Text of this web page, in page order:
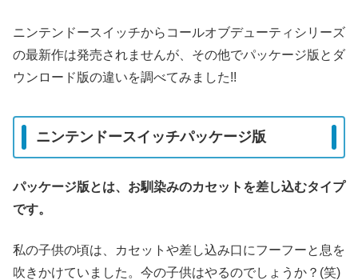
ニンテンドースイッチからコールオブデューティシリーズ
の最新作は発売されませんが、その他でパッケージ版とダ
ウンロード版の違いを調べてみました!!
ニンテンドースイッチパッケージ版
パッケージ版とは、お馴染みのカセットを差し込むタイプ
です。
私の子供の頃は、カセットや差し込み口にフーフーと息を
吹きかけていました。今の子供はやるのでしょうか？(笑)